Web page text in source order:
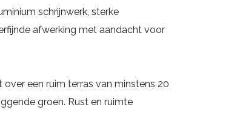
schrijnwerk, sterke
afwerking met aandacht voor
een ruim terras van minstens 20
groen. Rust en ruimte